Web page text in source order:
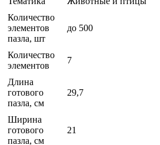
Количество
элементов
пазла, шт
до 500
Количество
элементов
7
Длина
готового
пазла, см
29,7
Ширина
готового
пазла, см
21